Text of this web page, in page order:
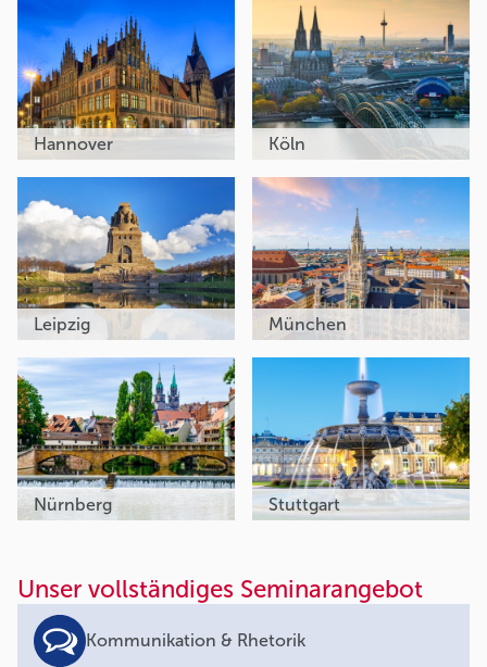
Unser vollständiges Seminarangebot
Kommunikation & Rhetorik
Hannover Köln
Leipzig München
Nürnberg Stuttgart